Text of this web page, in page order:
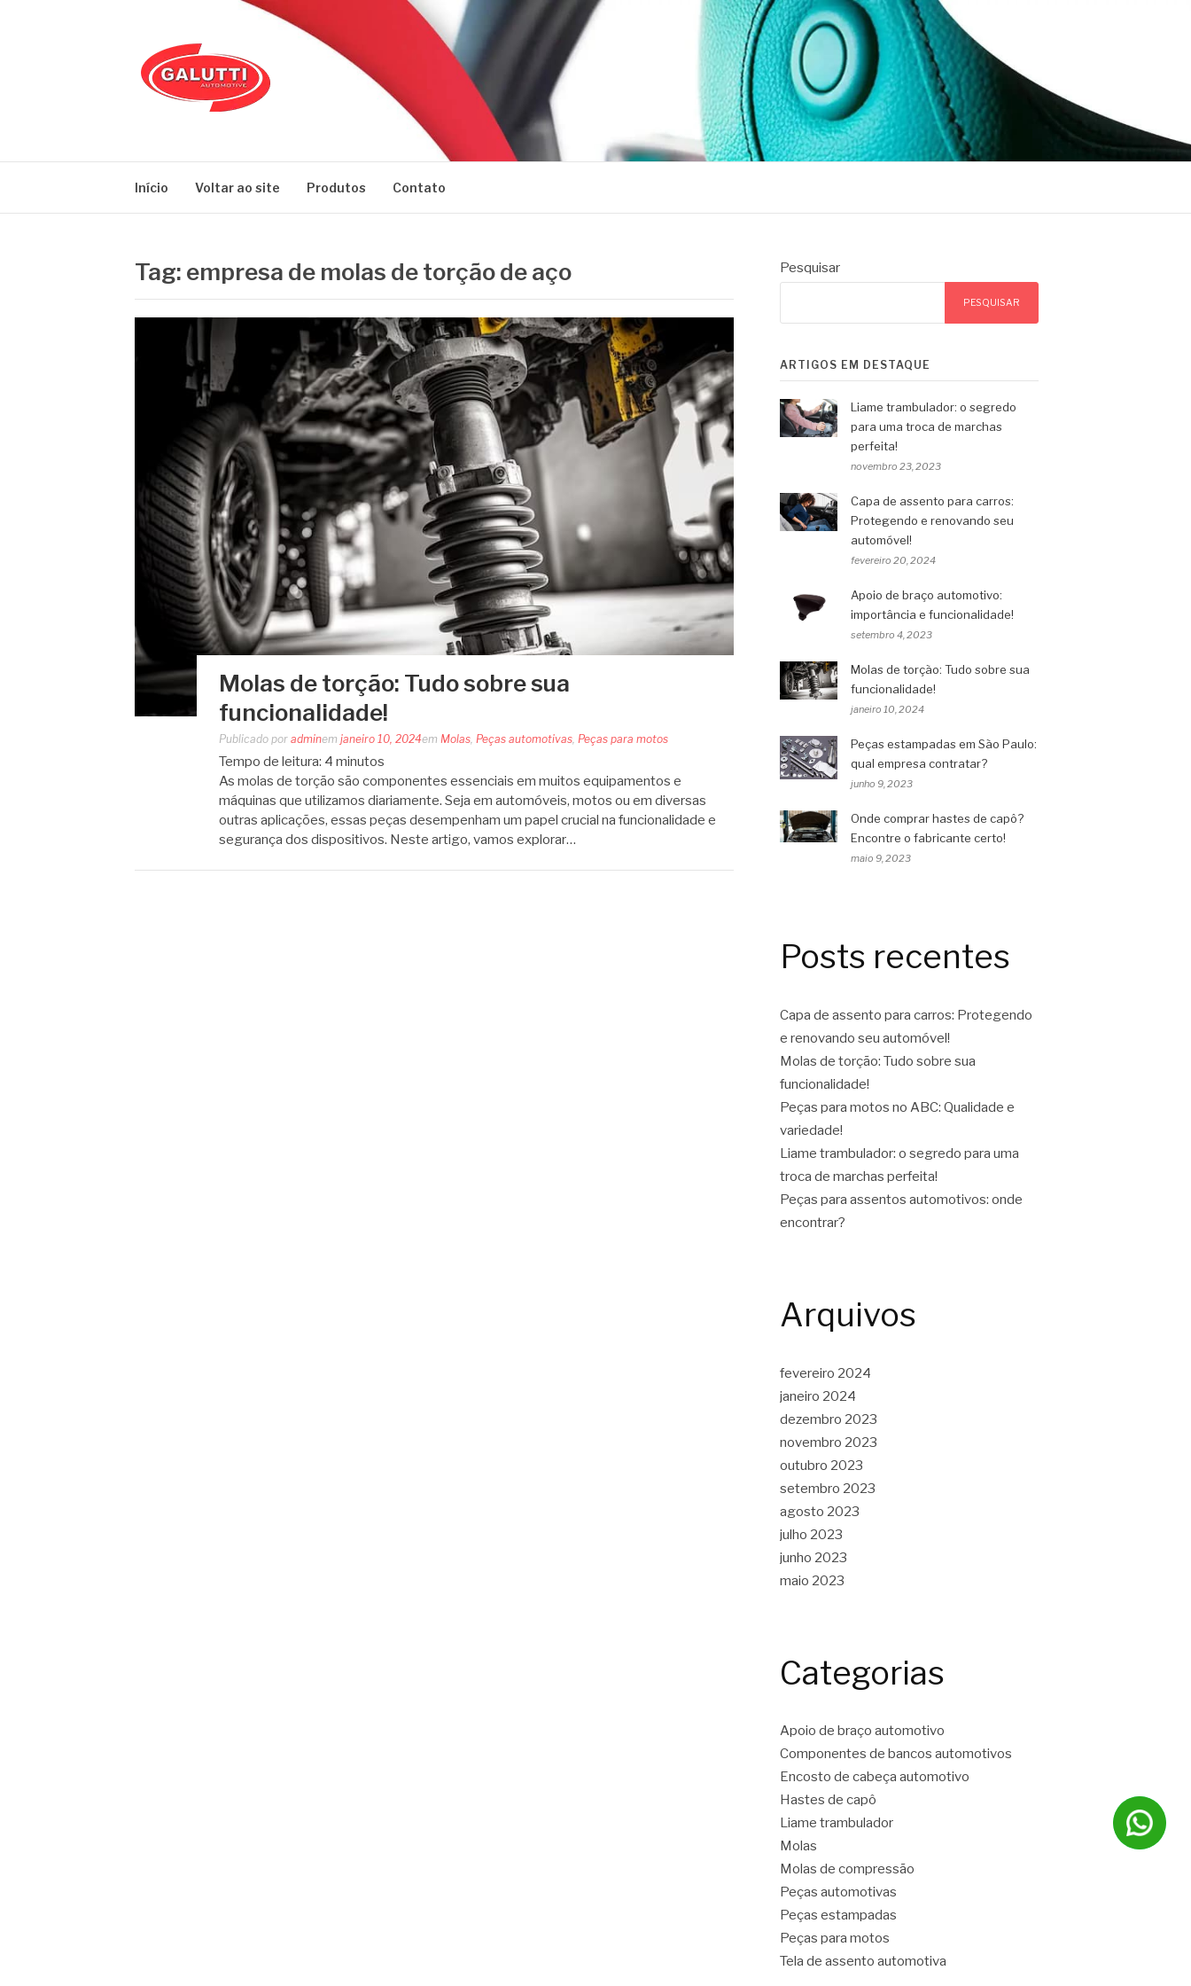
Início Voltar ao site Produtos Contato
Tag: empresa de molas de torção de aço
Molas de torção: Tudo sobre sua
funcionalidade!
Publicado por adminem janeiro 10, 2024em Molas, Peças automotivas, Peças para motos
Tempo de leitura: 4 minutos
As molas de torção são componentes essenciais em muitos equipamentos e
máquinas que utilizamos diariamente. Seja em automóveis, motos ou em diversas
outras aplicações, essas peças desempenham um papel crucial na funcionalidade e
segurança dos dispositivos. Neste artigo, vamos explorar…
Pesquisar
PESQUISAR
ARTIGOS EM DESTAQUE
Liame trambulador: o segredo
para uma troca de marchas
perfeita!
novembro 23, 2023
Capa de assento para carros:
Protegendo e renovando seu
automóvel!
fevereiro 20, 2024
Apoio de braço automotivo:
importância e funcionalidade!
setembro 4, 2023
Molas de torção: Tudo sobre sua
funcionalidade!
janeiro 10, 2024
Peças estampadas em São Paulo:
qual empresa contratar?
junho 9, 2023
Onde comprar hastes de capô?
Encontre o fabricante certo!
maio 9, 2023
Posts recentes
Capa de assento para carros: Protegendo
e renovando seu automóvel!
Molas de torção: Tudo sobre sua
funcionalidade!
Peças para motos no ABC: Qualidade e
variedade!
Liame trambulador: o segredo para uma
troca de marchas perfeita!
Peças para assentos automotivos: onde
encontrar?
Arquivos
fevereiro 2024
janeiro 2024
dezembro 2023
novembro 2023
outubro 2023
setembro 2023
agosto 2023
julho 2023
junho 2023
maio 2023
Categorias
Apoio de braço automotivo
Componentes de bancos automotivos
Encosto de cabeça automotivo
Hastes de capô
Liame trambulador
Molas
Molas de compressão
Peças automotivas
Peças estampadas
Peças para motos
Tela de assento automotiva